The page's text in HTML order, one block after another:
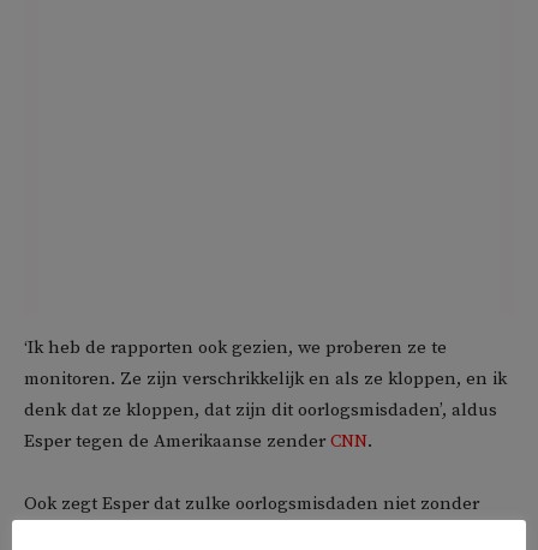
‘Ik heb de rapporten ook gezien, we proberen ze te
monitoren. Ze zijn verschrikkelijk en als ze kloppen, en ik
denk dat ze kloppen, dat zijn dit oorlogsmisdaden’, aldus
Esper tegen de Amerikaanse zender CNN.
Ook zegt Esper dat zulke oorlogsmisdaden niet zonder